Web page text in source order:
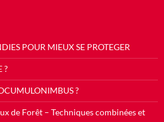
POUR MIEUX SE PROTEGER
?
?
de Forêt – Techniques combinées et